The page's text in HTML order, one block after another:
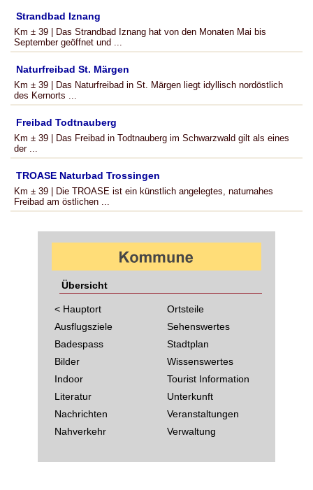
Strandbad Iznang
Km ± 39 | Das Strandbad Iznang hat von den Monaten Mai bis
September geöffnet und ...
Naturfreibad St. Märgen
Km ± 39 | Das Naturfreibad in St. Märgen liegt idyllisch nordöstlich
des Kernorts ...
Freibad Todtnauberg
Km ± 39 | Das Freibad in Todtnauberg im Schwarzwald gilt als eines
der ...
TROASE Naturbad Trossingen
Km ± 39 | Die TROASE ist ein künstlich angelegtes, naturnahes
Freibad am östlichen ...
Übersicht
< Hauptort
Ausflugsziele
Badespass
Bilder
Indoor
Literatur
Nachrichten
Nahverkehr
Ortsteile
Sehenswertes
Stadtplan
Wissenswertes
Tourist Information
Unterkunft
Veranstaltungen
Verwaltung